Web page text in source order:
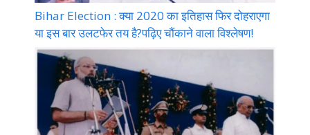
Bihar Election : क्या 2020 का इतिहास फिर दोहराएगा
या इस बार उलटफेर तय है?पढ़िए चौंकाने वाला विश्लेषण!